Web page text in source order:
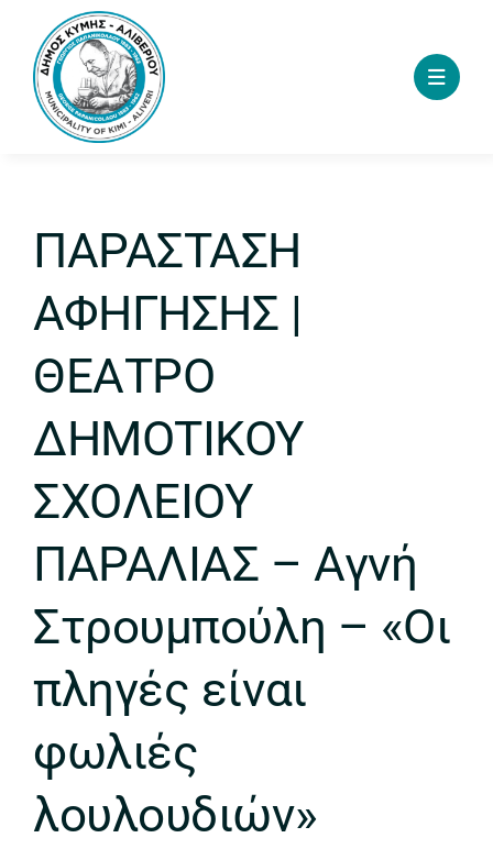
content
ΠΑΡΑΣΤΑΣΗ
ΑΦΗΓΗΣΗΣ |
ΘΕΑΤΡΟ
ΔΗΜΟΤΙΚΟΥ
ΣΧΟΛΕΙΟΥ
ΠΑΡΑΛΙΑΣ – Αγνή
Στρουμπούλη – «Οι
πληγές είναι
φωλιές
λουλουδιών»